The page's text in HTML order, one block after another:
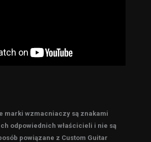
marki wzmacniaczy są znakami
odpowiednich właścicieli i nie są
powiązane z Custom Guitar